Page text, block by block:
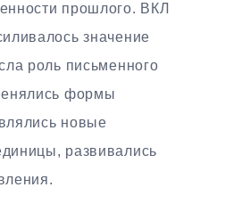
прошлого. ВКЛ
значение
роль письменного
формы
новые
развивались